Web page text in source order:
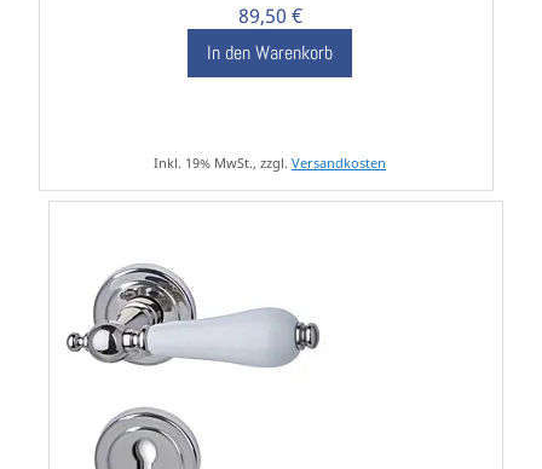
89,50 €
In den Warenkorb
Inkl. 19% MwSt., zzgl.Versandkosten